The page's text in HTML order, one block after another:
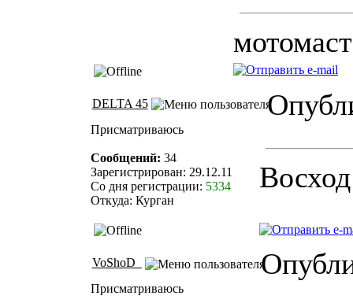
DELTA 45
Присматриваюсь
Сообщений: 34
Зарегистрирован: 29.12.11
Со дня регистрации: 5334
Откуда: Курган
VoShoD_
Присматриваюсь